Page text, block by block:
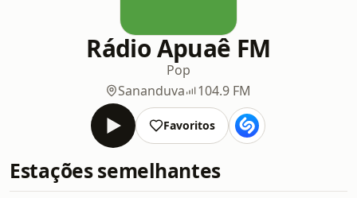
Rádio Apuaê FM
Pop
Sananduva
104.9 FM
Favoritos
Estações semelhantes